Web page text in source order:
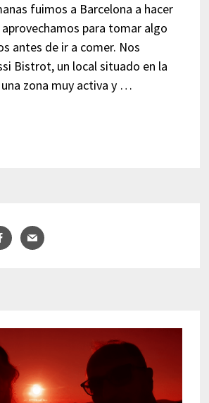
fuimos a Barcelona a hacer
para tomar algo
antes de ir a comer. Nos
Bistrot, un local situado en la
una zona muy activa y …